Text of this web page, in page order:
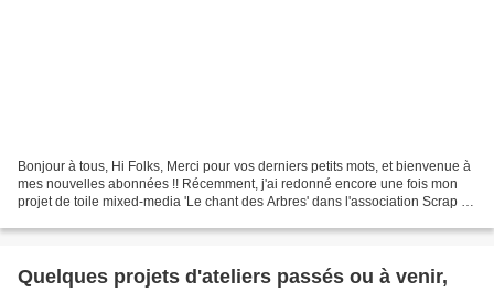
Bonjour à tous, Hi Folks, Merci pour vos derniers petits mots, et bienvenue à
mes nouvelles abonnées !! Récemment, j'ai redonné encore une fois mon
projet de toile mixed-media 'Le chant des Arbres' dans l'association Scrap in
Quelques projets d'ateliers passés ou à venir,